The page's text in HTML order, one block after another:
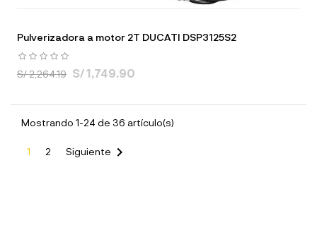
Pulverizadora a motor 2T DUCATI DSP3125S2
S/ 2,264.19 S/ 1,749.90
Mostrando 1-24 de 36 artículo(s)
1 2 Siguiente 